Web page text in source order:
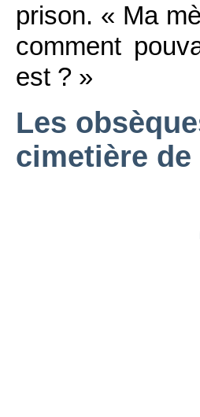
prison. « Ma
comment
est ? »
Les
cimetière de